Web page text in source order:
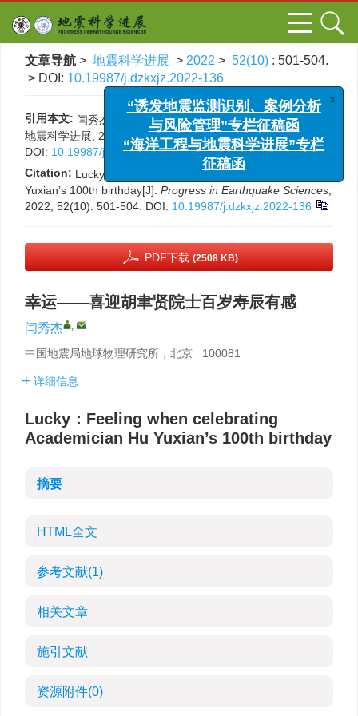
文章导航 > 地震科学进展 > 2022 > 52(10) : 501-504.
> DOI: 10.19987/j.dzkxjz.2022-136
引用本文: 闫秀杰. 幸运——喜迎胡聿贤院士百岁寿辰有感[J].
地震科学进展, 2022, 52(10): 501-504.
DOI: 10.19987/j.dzkxjz.2022-136
Citation: Lucky：Feeling when celebrating Academician Hu
Yuxian’s 100th birthday[J]. Progress in Earthquake Sciences
2022, 52(10): 501-504. DOI: 10.19987/j.dzkxjz.2022-136
PDF下载 (2508 KB)
幸运——喜迎胡聿贤院士百岁寿辰有感
闫秀杰 ,
中国地震局地球物理研究所，北京 100081
详细信息
Lucky：Feeling when celebrating
Academician Hu Yuxian’s 100th birthday
摘要
HTML全文
参考文献(1)
相关文章
施引文献
资源附件(0)
“诱发地震监测识别、案例分析
与风险管理”专栏征稿函
“海洋工程与地震科学进展”专栏
征稿函